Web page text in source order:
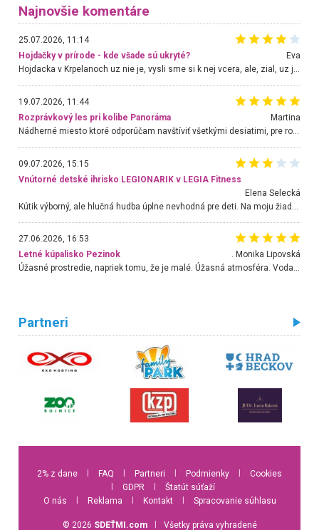
Najnovšie komentáre
25.07.2026, 11:14
Hojdačky v prírode - kde všade sú ukryté?
Eva
Hojdacka v Krpelanoch uz nie je, vysli sme si k nej vcera, ale, zial, uz je znicena. Ak sem planujete cestu len kvoli hojdacke, mozete si ju usetrit. Krasny vyhlad je tu vsak aj bez hojdacky :-)
19.07.2026, 11:44
Rozprávkový les pri kolibe Panoráma
Martina
Nádherné miesto ktoré odporúčam navštíviť všetkými desiatimi, pre rodiny s deťmi, dôchodcom... Proste a jednoducho ozaj rozprávkový les.. určite ešte prídeme. Odniesli sme si na pamiatku krásne tričká,
09.07.2026, 15:15
Vnútorné detské ihrisko LEGIONARIK v LEGIA Fitness
Elena Selecká
27.06.2026, 16:53
Letné kúpalisko Pezinok
. Monika Lipovská
Úžasné prostredie, napriek tomu, že je malé. Úžasná atmosféra. Voda fantastická a nádherná. Ľudí je pomerne veľa, ale su mili a ohľaduplní. Je veľmi zaujímavé sledovať, ako dokážu spolu športovať cudzí ľudia a bez ohľadu na vek. Vládne tu pohoda. Vnuka neviem dostať z vody. Ďakujem za krásny deň . Urcite sa sem vrátim. Jediný problém je s parkovaním, ale aj ten sa mi podarilo vyriešiť. Monika Bratislava
Partneri
2% z dane FAQ Partneri Podmienky
Cookies
GDPR
Štatút súťaží
O nás
Reklama Kontakt Spracovanie súhlasu
© 2026 SDEŤMI.com Všetky práva vyhradené